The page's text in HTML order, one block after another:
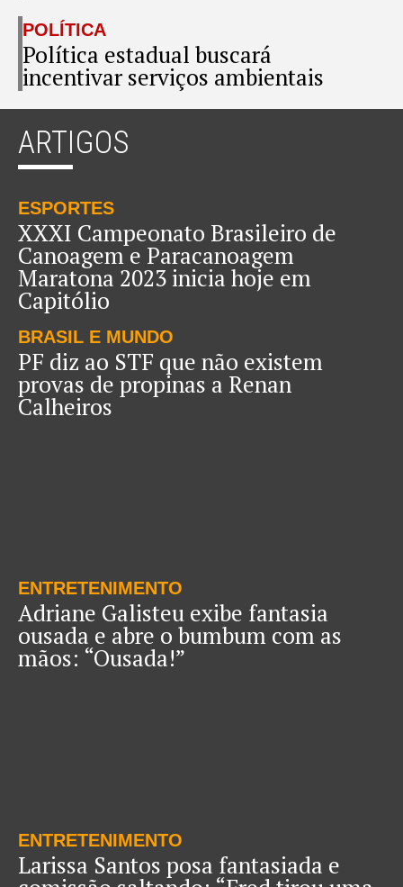
POLÍTICA
Política estadual buscará
incentivar serviços ambientais
ARTIGOS
ESPORTES
XXXI Campeonato Brasileiro de
Canoagem e Paracanoagem
Maratona 2023 inicia hoje em
Capitólio
BRASIL E MUNDO
PF diz ao STF que não existem
provas de propinas a Renan
Calheiros
ENTRETENIMENTO
Adriane Galisteu exibe fantasia
ousada e abre o bumbum com as
mãos: “Ousada!”
ENTRETENIMENTO
Larissa Santos posa fantasiada e